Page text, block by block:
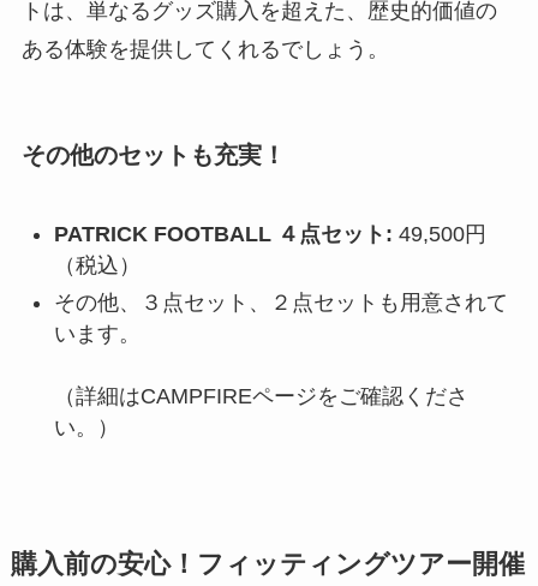
トは、単なるグッズ購入を超えた、歴史的価値の
ある体験を提供してくれるでしょう。
その他のセットも充実！
PATRICK FOOTBALL ４点セット: 49,500円
（税込）
その他、３点セット、２点セットも用意されて
います。
（詳細はCAMPFIREページをご確認くださ
い。）
購入前の安心！フィッティングツアー開催